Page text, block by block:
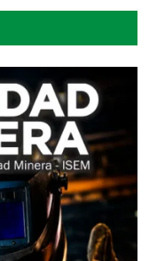
forma
segura
los
explosivos
en
minería